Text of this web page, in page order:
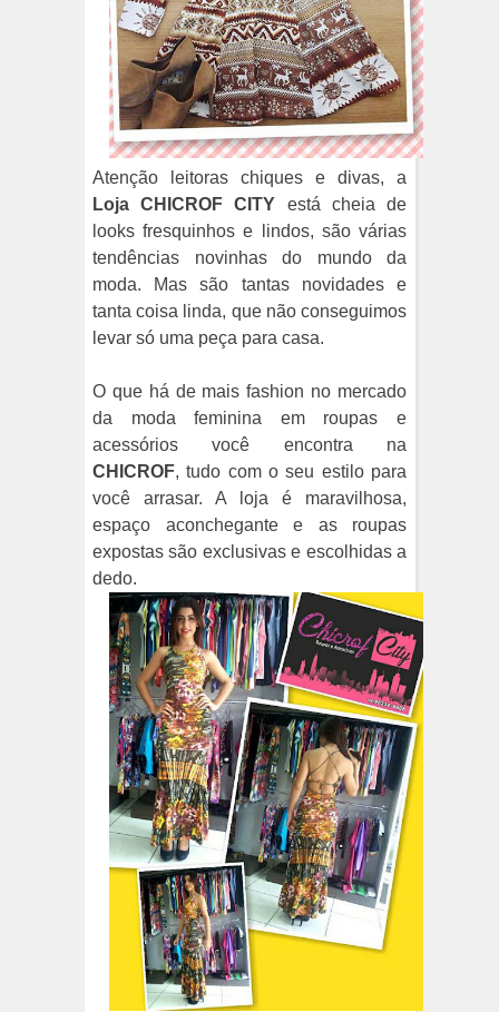
Atenção leitoras chiques e divas, a
Loja CHICROF CITY está cheia de
looks fresquinhos e lindos, são várias
tendências novinhas do mundo da
moda. Mas são tantas novidades e
tanta coisa linda, que não conseguimos
levar só uma peça para casa.
O que há de mais fashion no mercado
da moda feminina em roupas e
acessórios você encontra na
CHICROF, tudo com o seu estilo para
você arrasar. A loja é maravilhosa,
espaço aconchegante e as roupas
expostas são exclusivas e escolhidas a
dedo.